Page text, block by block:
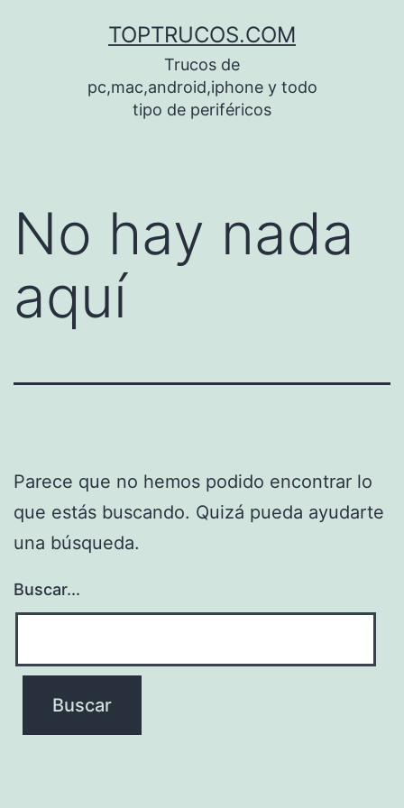
TOPTRUCOS.COM
Trucos de
pc,mac,android,iphone y todo
tipo de periféricos
No hay nada
aquí
Parece que no hemos podido encontrar lo
que estás buscando. Quizá pueda ayudarte
una búsqueda.
Buscar...